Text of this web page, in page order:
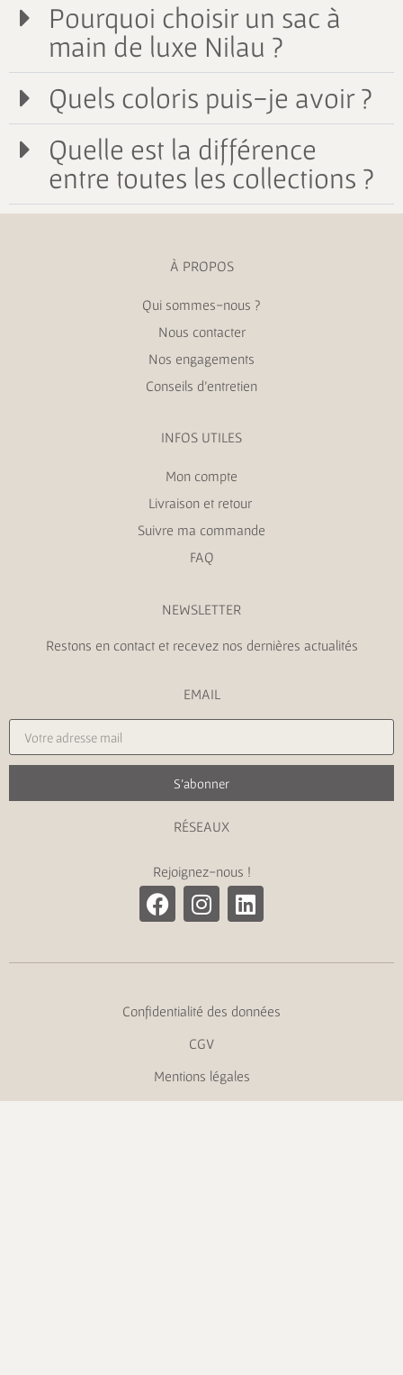
Pourquoi choisir un sac à
main de luxe Nilau ?
Quels coloris puis-je avoir ?
Quelle est la différence
entre toutes les collections ?
À PROPOS
Qui sommes-nous ?
Nous contacter
Nos engagements
Conseils d’entretien
INFOS UTILES
Mon compte
Livraison et retour
Suivre ma commande
FAQ
NEWSLETTER
Restons en contact et recevez nos dernières actualités
EMAIL
S'abonner
RÉSEAUX
Rejoignez-nous !
Confidentialité des données
CGV
Mentions légales